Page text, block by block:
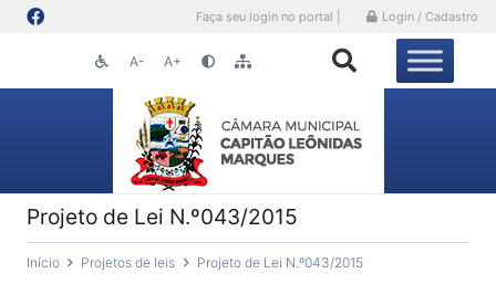
Faça seu login no portal | Login / Cadastro
A- A+
Projeto de Lei N.º043/2015
Início Projetos de leis Projeto de Lei N.º043/2015